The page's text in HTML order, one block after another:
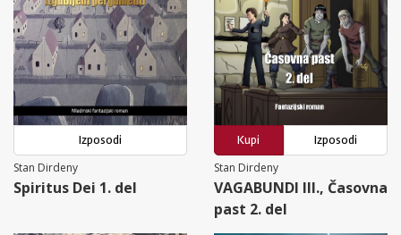
Izposodi
Stan Dirdeny
Spiritus Dei 1. del
Kupi
Izposodi
Stan Dirdeny
VAGABUNDI III., Časovna
past 2. del